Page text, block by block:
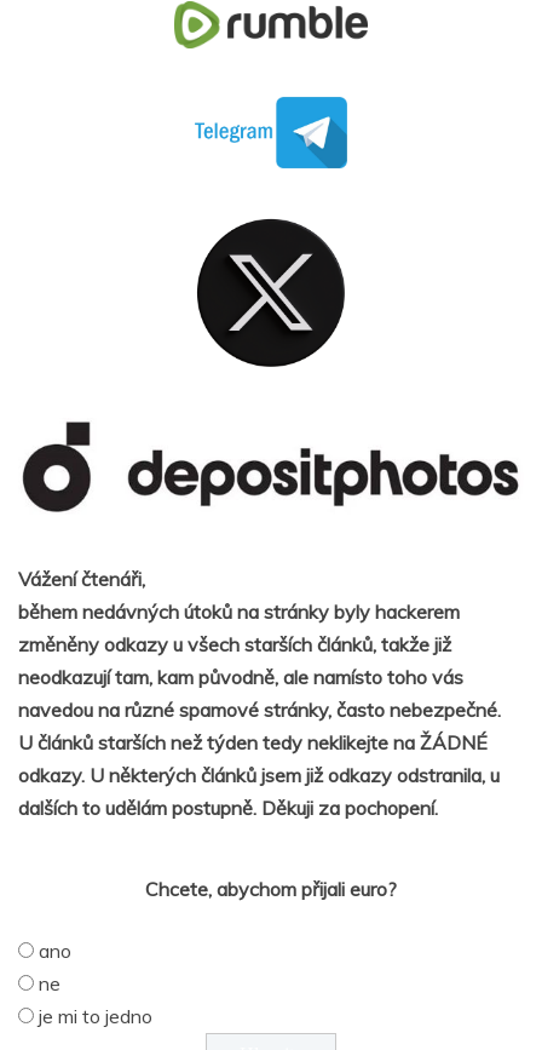
Vážení čtenáři,
během nedávných útoků na stránky byly hackerem
změněny odkazy u všech starších článků, takže již
neodkazují tam, kam původně, ale namísto toho vás
navedou na různé spamové stránky, často nebezpečné.
U článků starších než týden tedy neklikejte na ŽÁDNÉ
odkazy. U některých článků jsem již odkazy odstranila, u
dalších to udělám postupně. Děkuji za pochopení.
Chcete, abychom přijali euro?
ano
ne
je mi to jedno